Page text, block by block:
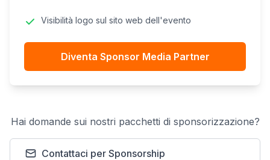
Visibilità logo sul sito web dell'evento
Diventa Sponsor Media Partner
Hai domande sui nostri pacchetti di sponsorizzazione?
Contattaci per Sponsorship